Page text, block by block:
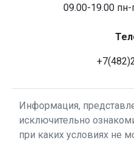
09.00-19.00 пн-
Информация,
исключительно
при каких условиях не